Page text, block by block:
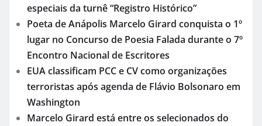
especiais da turnê “Registro Histórico”
Poeta de Anápolis Marcelo Girard conquista o 1º
lugar no Concurso de Poesia Falada durante o 7º
Encontro Nacional de Escritores
EUA classificam PCC e CV como organizações
terroristas após agenda de Flávio Bolsonaro em
Washington
Marcelo Girard está entre os selecionados do